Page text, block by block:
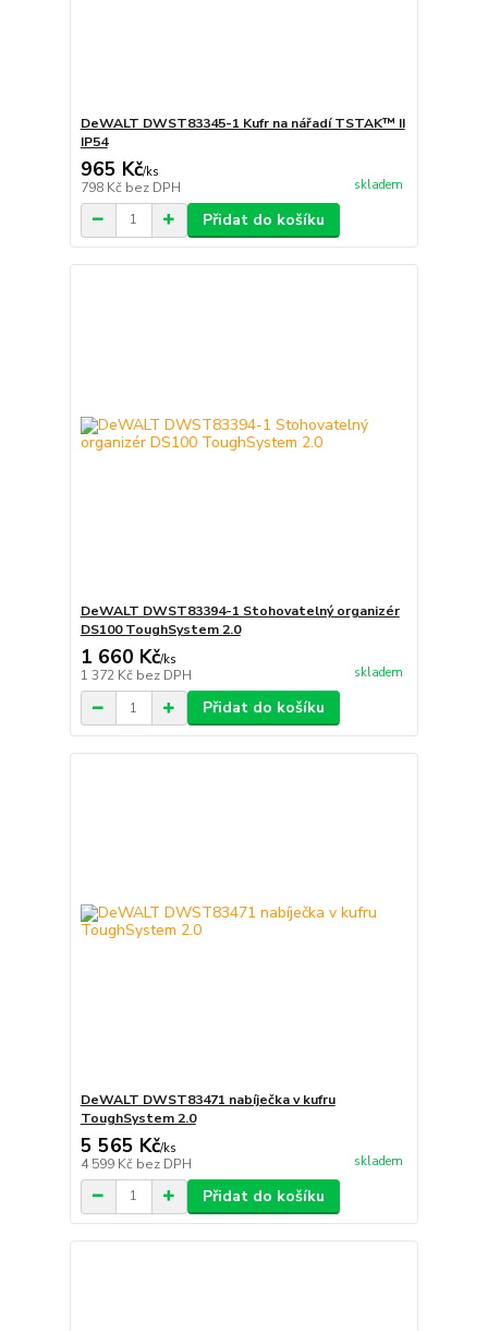
DeWALT DWST83345-1 Kufr na nářadí TSTAK™ II
IP54
965 Kč/ks
798 Kč bez DPH skladem
Přidat do košíku
DeWALT DWST83394-1 Stohovatelný organizér
DS100 ToughSystem 2.0
1 660 Kč/ks
1 372 Kč bez DPH skladem
Přidat do košíku
DeWALT DWST83471 nabíječka v kufru
ToughSystem 2.0
5 565 Kč/ks
4 599 Kč bez DPH skladem
Přidat do košíku